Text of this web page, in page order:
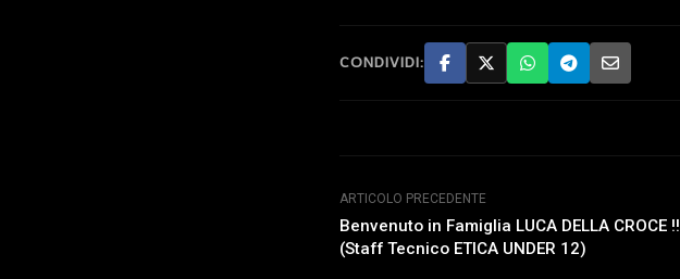
CONDIVIDI:
ARTICOLO PRECEDENTE
Benvenuto in Famiglia LUCA DELLA CROCE !!
(Staff Tecnico ETICA UNDER 12)